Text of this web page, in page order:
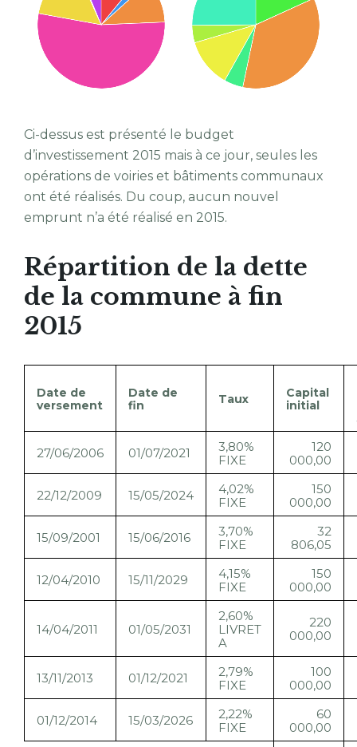
Ci-dessus est présenté le budget
d’investissement 2015 mais à ce jour, seules les
opérations de voiries et bâtiments communaux
ont été réalisés. Du coup, aucun nouvel
emprunt n’a été réalisé en 2015.
Répartition de la dette
de la commune à fin
2015
Date de
versement
Date de
fin
Taux
Capital
initial
27/06/2006 01/07/2021
3,80%
FIXE
120
000,00
22/12/2009 15/05/2024
4,02%
FIXE
150
000,00
15/09/2001 15/06/2016
3,70%
FIXE
32
806,05
12/04/2010 15/11/2029
4,15%
FIXE
150
000,00
14/04/2011 01/05/2031
2,60%
LIVRET
A
220
000,00
13/11/2013 01/12/2021
2,79%
FIXE
100
000,00
01/12/2014 15/03/2026
2,22%
FIXE
60
000,00